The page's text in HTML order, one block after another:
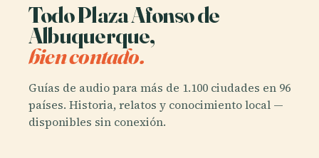
Todo Plaza Afonso de
Albuquerque,
bien contado.
Guías de audio para más de 1.100 ciudades en 96
países. Historia, relatos y conocimiento local —
disponibles sin conexión.